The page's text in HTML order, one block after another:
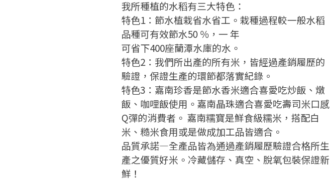
我所種植的水稻有三大特色：
特色1：節水植栽省水省工。栽種過程較一般水稻
品種可有效節水50 ％，一 年
可省下400座蘭潭水庫的水。
特色2：我們所出產的所有米，皆經過產銷履歷的
驗證，保證生產的環節都落實紀錄。
特色3：嘉南珍香是節水香米適合喜愛吃炒飯、燉
飯、咖哩飯使用。嘉南晶珠適合喜愛吃壽司米口感
Q彈的消費者。 嘉南糯寶是鮮食級糯米，搭配白
米、糙米食用或是做成加工品皆適合。
品質承諾—全產品皆為通過產銷履歷驗證合格所生
產之優質好米。冷藏儲存、真空、脫氧包裝保證新
鮮！